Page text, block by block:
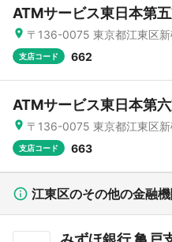
ATMサービス東日本第
〒136-0075 東京都江東区
支店コード 662
ATMサービス東日本第
〒136-0075 東京都江東区
支店コード 663
江東区のその他の金融機